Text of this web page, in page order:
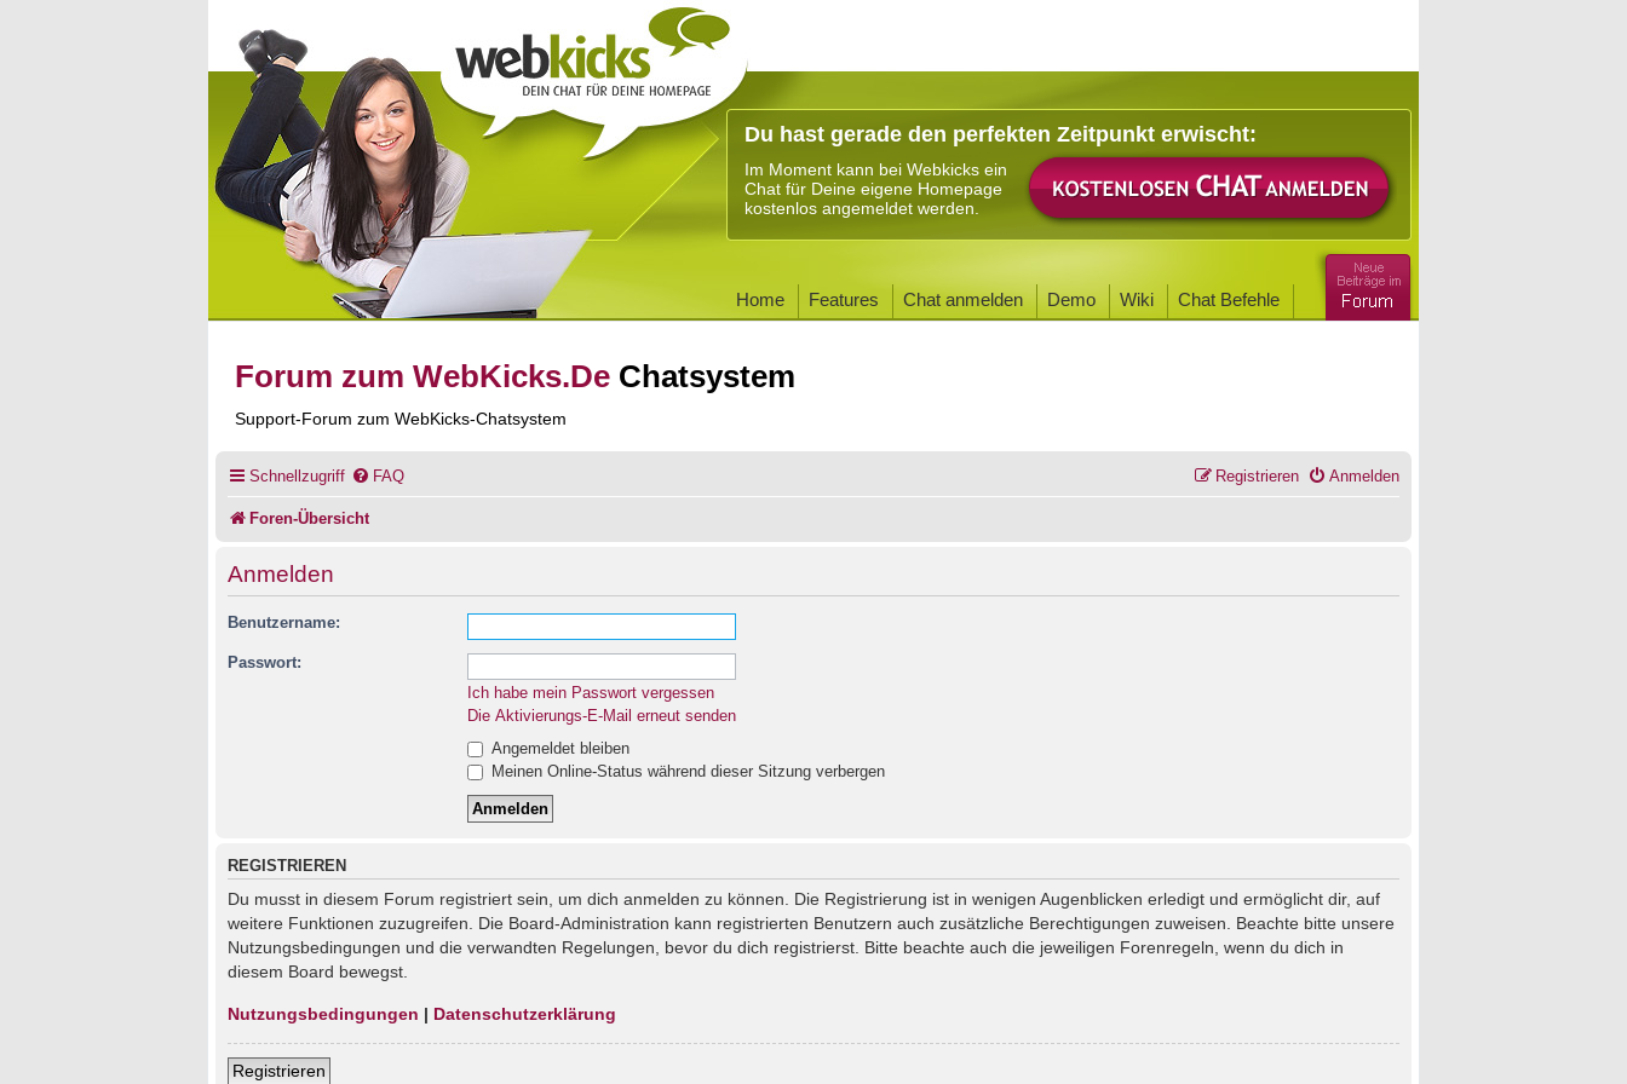
Du hast gerade den perfekten Zeitpunkt erwischt:
Im Moment kann bei Webkicks ein
Chat für Deine eigene Homepage
kostenlos angemeldet werden.
Home Features Chat anmelden Demo Wiki Chat Befehle
Forum zum WebKicks.De Chatsystem
Support-Forum zum WebKicks-Chatsystem
Schnellzugriff FAQ Anmelden
Registrieren
Foren-Übersicht
Anmelden
Benutzername:
Passwort:
Ich habe mein Passwort vergessen
Die Aktivierungs-E-Mail erneut senden
Angemeldet bleiben
Meinen Online-Status während dieser Sitzung verbergen
REGISTRIEREN
Du musst in diesem Forum registriert sein, um dich anmelden zu können. Die Registrierung ist in wenigen Augenblicken erledigt und ermöglicht dir, auf
weitere Funktionen zuzugreifen. Die Board-Administration kann registrierten Benutzern auch zusätzliche Berechtigungen zuweisen. Beachte bitte unsere
Nutzungsbedingungen und die verwandten Regelungen, bevor du dich registrierst. Bitte beachte auch die jeweiligen Forenregeln, wenn du dich in
diesem Board bewegst.
Nutzungsbedingungen | Datenschutzerklärung
Registrieren